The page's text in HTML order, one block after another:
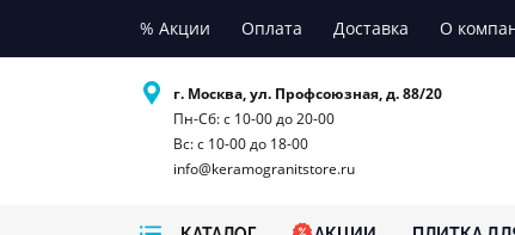
% Акции Оплата Доставка О
г. Москва, ул. Профсоюзная, д. 88/20
Пн-Сб: с 10-00 до 20-00
Вс: с 10-00 до 18-00
info@keramogranitstore.ru